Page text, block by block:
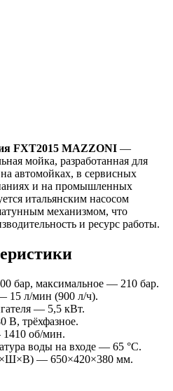
FXT2015 MAZZONI —
мойка, разработанная для
автомойках, в сервисных
и на промышленных
итальянским насосом
механизмом, что
и ресурс работы.
бар, максимальное — 210 бар.
15 л/мин (900 л/ч).
— 5,5 кВт.
В, трёхфазное.
об/мин.
воды на входе — 65 °C.
— 650×420×380 мм.